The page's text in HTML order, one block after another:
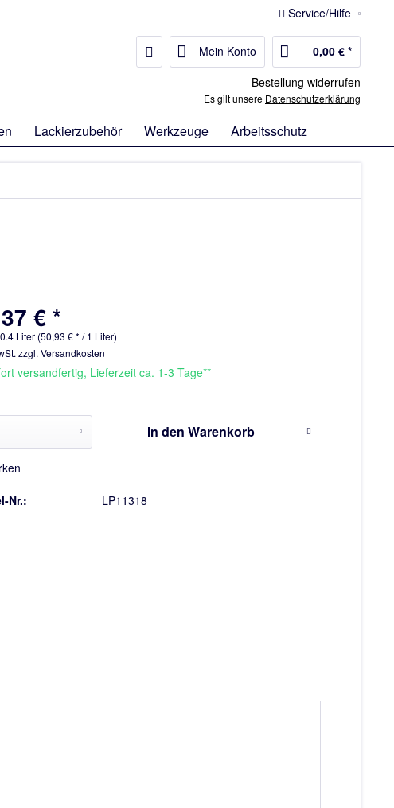
Service/Hilfe
Mein Konto
0,00 € *
Bestellung widerrufen
Es gilt unsere Datenschutzerklärung
Lackierzubehör Werkzeuge Arbeitsschutz
€ *
0.4 Liter (50,93 € * / 1 Liter)
zzgl. Versandkosten
versandfertig, Lieferzeit ca. 1-3 Tage**
In den Warenkorb
Nr.: LP11318